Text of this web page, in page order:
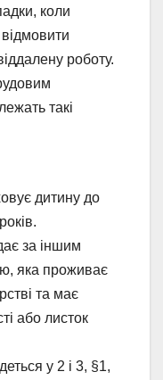
коли
роботу.
такі
дитину до
за іншим
яка проживає
та має
або листок
у 2 і 3, §1,